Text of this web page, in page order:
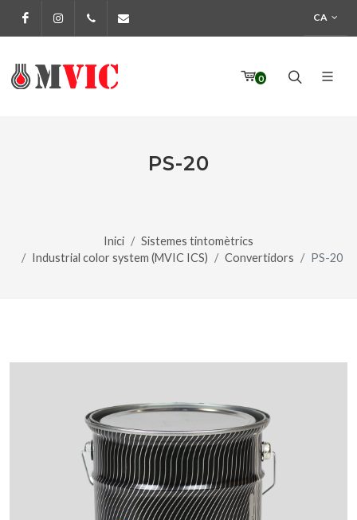
FacebookInstagram972 170 160 CA
0
PS-20
Inici
Sistemes tintomètrics
Industrial color system (MVIC ICS)
Convertidors PS-20